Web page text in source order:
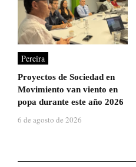
Pereira
Proyectos de Sociedad en
Movimiento van viento en
popa durante este año 2026
6 de agosto de 2026